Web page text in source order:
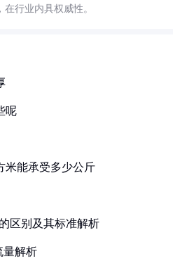
行业内具权威性。
呢
米能承受多少公斤
区别及其标准解析
量解析